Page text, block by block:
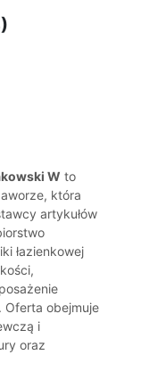
W to
która
artykułów
łazienkowej
Oferta obejmuje
i
oraz